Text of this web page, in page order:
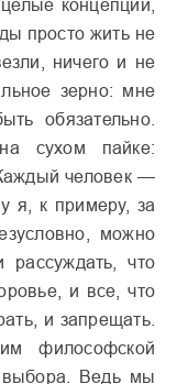
концепции,
просто жить не
ничего и не
зерно: мне
обязательно.
сухом пайке:
человек —
я, к примеру, за
можно
что
и все, что
и запрещать.
философской
Ведь мы